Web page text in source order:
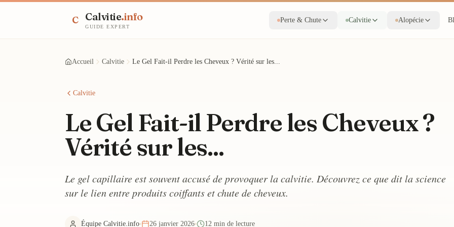
C Calvitie.info
GUIDE EXPERT
Perte & Chute Calvitie Alopécie
Accueil Calvitie Le Gel Fait-il Perdre les Cheveux ? Vérité sur les...
Calvitie
Le Gel Fait-il Perdre les Cheveux ?
Vérité sur les...
Le gel capillaire est souvent accusé de provoquer la calvitie. Découvrez ce que dit la science
sur le lien entre produits coiffants et chute de cheveux.
Équipe Calvitie.info 26 janvier 2026 12 min de lecture